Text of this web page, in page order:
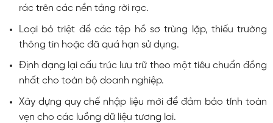
rác trên các nền tảng rời rạc.
Loại bỏ triệt để các tệp hồ sơ trùng lặp, thiếu trường
thông tin hoặc đã quá hạn sử dụng.
Định dạng lại cấu trúc lưu trữ theo một tiêu chuẩn đồng
nhất cho toàn bộ doanh nghiệp.
Xây dựng quy chế nhập liệu mới để đảm bảo tính toàn
vẹn cho các luồng dữ liệu tương lai.